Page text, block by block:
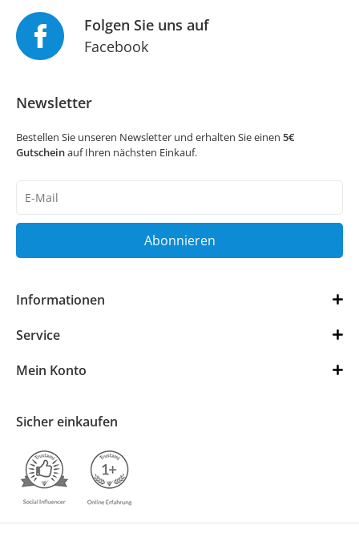
Folgen Sie uns auf
Facebook
Newsletter
Bestellen Sie unseren Newsletter und erhalten Sie einen 5€
Gutscheinauf Ihren nächsten Einkauf.
Honig
Abonnieren
Informationen
Service
Mein Konto
Sicher einkaufen